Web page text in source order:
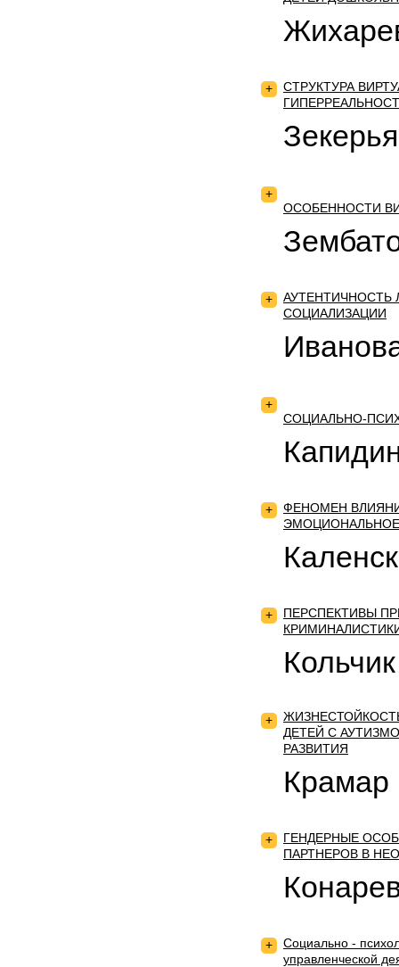
+
СТРУКТУРА
+
ОСОБЕННОСТИ
+
АУТЕНТИЧНОСТЬ
СОЦИАЛИЗАЦИИ
+
СОЦИАЛЬНО-
+
ФЕНОМЕН
+
ПЕРСПЕКТИВЫ
+
ДЕТЕЙ С
РАЗВИТИЯ
+
ГЕНДЕРНЫЕ
ПАРТНЕРОВ В
+
Социально -
управленческой